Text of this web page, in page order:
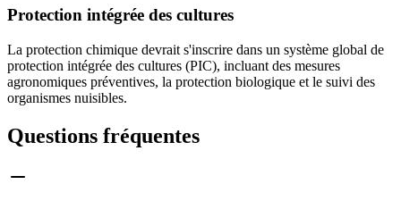
Protection intégrée des cultures
La protection chimique devrait s'inscrire dans un système global de
protection intégrée des cultures (PIC), incluant des mesures
agronomiques préventives, la protection biologique et le suivi des
organismes nuisibles.
Questions fréquentes